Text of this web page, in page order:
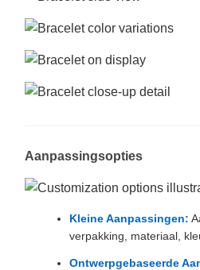
Aanpassingsopties
Kleine Aanpassingen:
verpakking, materiaal,
Ontwerpgebaseerde